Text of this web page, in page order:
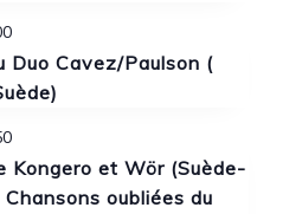
Duo Cavez/Paulson (
Kongero et Wör (Suède-
Chansons oubliées du